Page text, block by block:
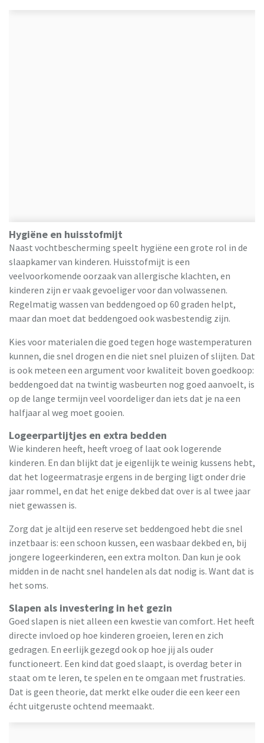
Hygiëne en huisstofmijt
Naast vochtbescherming speelt hygiëne een grote rol in de
slaapkamer van kinderen. Huisstofmijt is een
veelvoorkomende oorzaak van allergische klachten, en
kinderen zijn er vaak gevoeliger voor dan volwassenen.
Regelmatig wassen van beddengoed op 60 graden helpt,
maar dan moet dat beddengoed ook wasbestendig zijn.
Kies voor materialen die goed tegen hoge wastemperaturen
kunnen, die snel drogen en die niet snel pluizen of slijten. Dat
is ook meteen een argument voor kwaliteit boven goedkoop:
beddengoed dat na twintig wasbeurten nog goed aanvoelt, is
op de lange termijn veel voordeliger dan iets dat je na een
halfjaar al weg moet gooien.
Logeerpartijtjes en extra bedden
Wie kinderen heeft, heeft vroeg of laat ook logerende
kinderen. En dan blijkt dat je eigenlijk te weinig kussens hebt,
dat het logeermatrasje ergens in de berging ligt onder drie
jaar rommel, en dat het enige dekbed dat over is al twee jaar
niet gewassen is.
Zorg dat je altijd een reserve set beddengoed hebt die snel
inzetbaar is: een schoon kussen, een wasbaar dekbed en, bij
jongere logeerkinderen, een extra molton. Dan kun je ook
midden in de nacht snel handelen als dat nodig is. Want dat is
het soms.
Slapen als investering in het gezin
Goed slapen is niet alleen een kwestie van comfort. Het heeft
directe invloed op hoe kinderen groeien, leren en zich
gedragen. En eerlijk gezegd ook op hoe jij als ouder
functioneert. Een kind dat goed slaapt, is overdag beter in
staat om te leren, te spelen en te omgaan met frustraties.
Dat is geen theorie, dat merkt elke ouder die een keer een
écht uitgeruste ochtend meemaakt.